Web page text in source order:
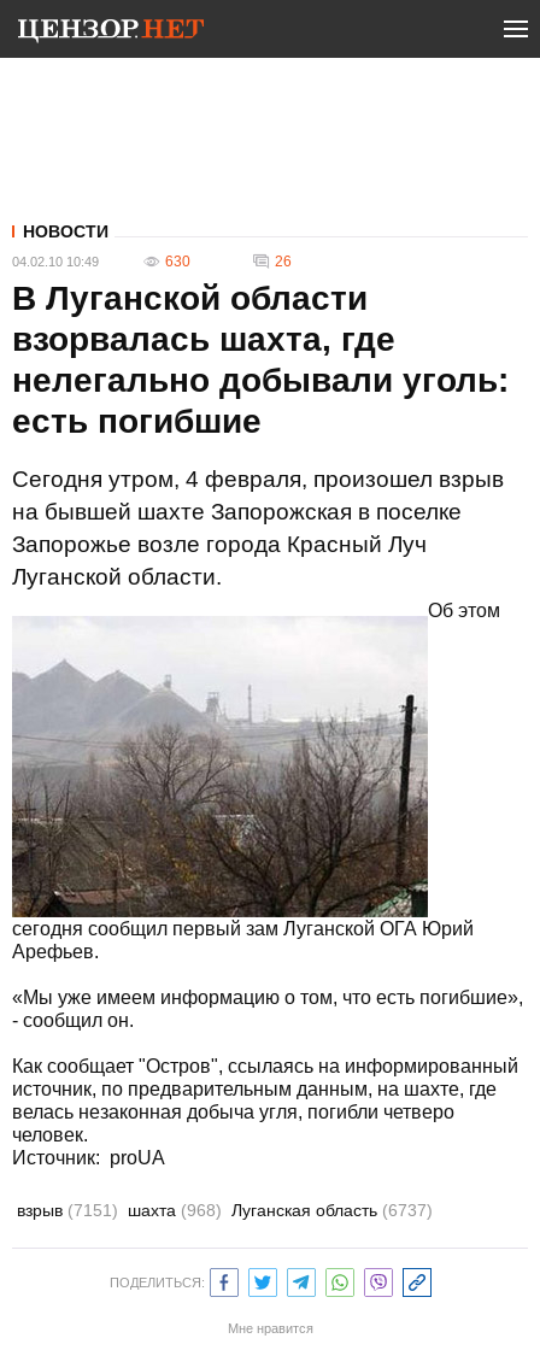
НОВОСТИ
04.02.10 10:49 630 26
В Луганской области
взорвалась шахта, где
нелегально добывали уголь:
есть погибшие
Сегодня утром, 4 февраля, произошел взрыв
на бывшей шахте Запорожская в поселке
Запорожье возле города Красный Луч
Луганской области.
Об этом
сегодня сообщил первый зам Луганской ОГА Юрий
Арефьев.
«Мы уже имеем информацию о том, что есть погибшие»,
- сообщил он.
Как сообщает "Остров", ссылаясь на информированный
источник, по предварительным данным, на шахте, где
велась незаконная добыча угля, погибли четверо
человек.
Источник: proUA
взрыв (7151) шахта (968) Луганская область (6737)
ПОДЕЛИТЬСЯ:
Мне нравится